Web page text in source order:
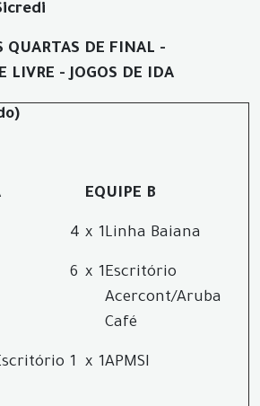
QUARTAS DE FINAL -
LIVRE - JOGOS DE IDA
EQUIPE B
4 x 1Linha Baiana
6 x 1Escritório
Acercont/Aruba
Café
1 x 1APMSI